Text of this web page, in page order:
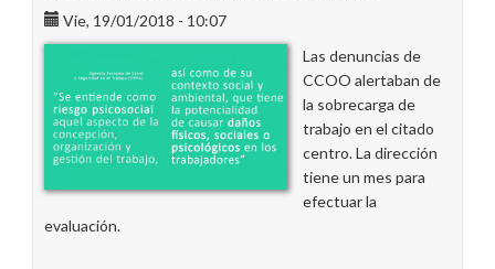
de
control
Generación
Vie, 19/01/2018 - 10:07
Las denuncias de
CCOO alertaban de
la sobrecarga de
trabajo en el citado
centro. La dirección
tiene un mes para
efectuar la
evaluación.